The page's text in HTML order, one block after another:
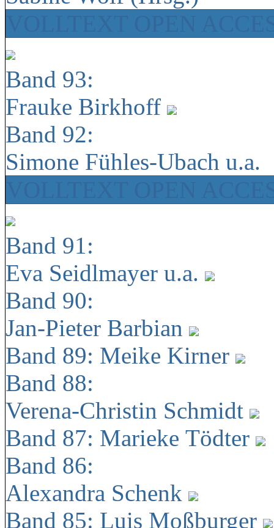
Band 93:
Frauke Birkhoff
Band 92:
Simone Fühles-Ubach u.a.
Band 91:
Eva Seidlmayer u.a.
Band 90:
Jan-Pieter Barbian
Band 89: Meike Kirner
Band 88:
Verena-Christin Schmidt
Band 87: Marieke Tödter
Band 86:
Alexandra Schenk
Band 85: Luis Moßburger